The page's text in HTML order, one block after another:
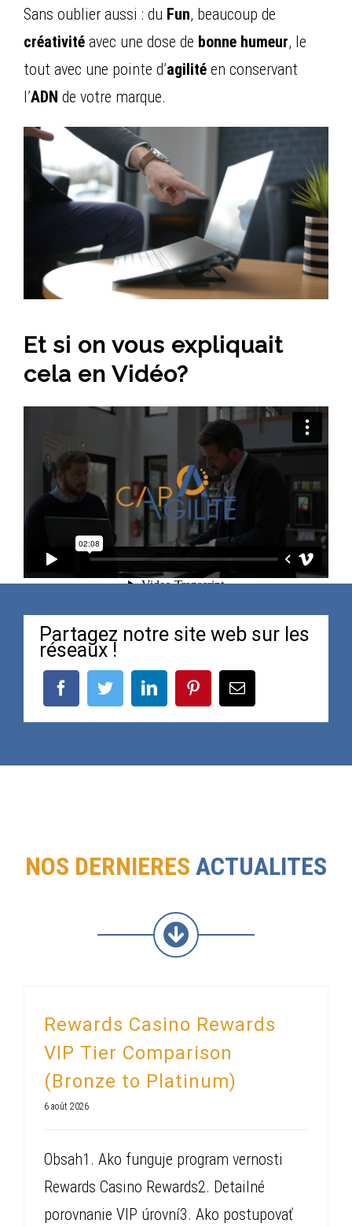
Sans oublier aussi : du Fun, beaucoup de
créativité avec une dose de bonne humeur, le
tout avec une pointe d’agilité en conservant
l’ADN de votre marque.
Et si on vous expliquait
cela en Vidéo?
Partagez notre site web sur les
réseaux !
NOS DERNIERES ACTUALITES
Rewards Casino Rewards
VIP Tier Comparison
(Bronze to Platinum)
6 août 2026
Obsah1. Ako funguje program vernosti
Rewards Casino Rewards2. Detailné
porovnanie VIP úrovní3. Ako postupovať